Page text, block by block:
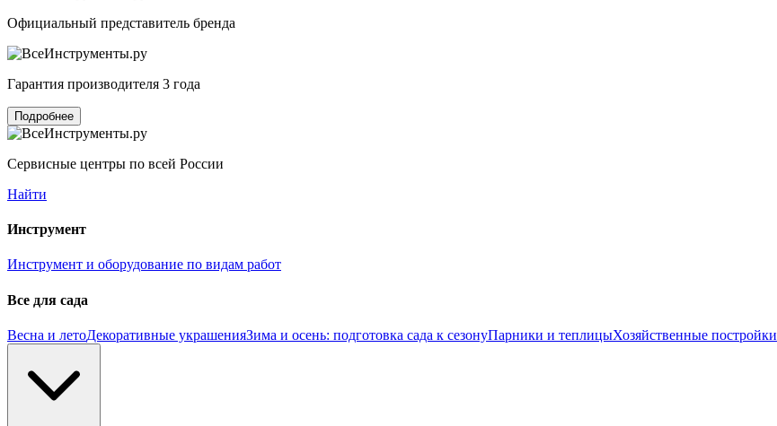
Официальный представитель бренда
Гарантия производителя 3 года
Подробнее
Сервисные центры по всей России
Найти
Инструмент
Инструмент и оборудование по видам работ
Все для сада
Весна и летоДекоративные украшенияЗима и осень: подготовка сада к сезонуПарники и теплицыХозяйственные постройки